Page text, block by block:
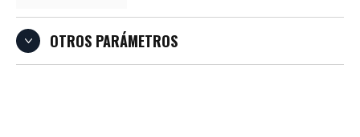
OTROS PARÁMETROS